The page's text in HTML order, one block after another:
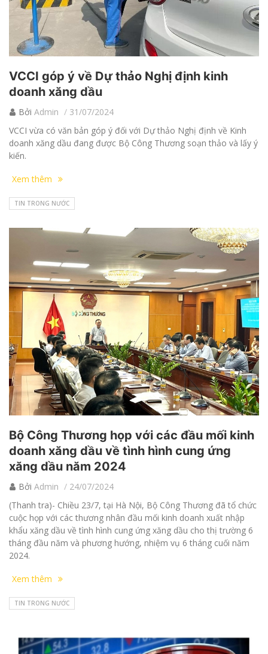
VCCI góp ý về Dự thảo Nghị định kinh
doanh xăng dầu
Bởi Admin
31/07/2024
VCCI vừa có văn bản góp ý đối với Dự thảo Nghị định về Kinh
doanh xăng dầu đang được Bộ Công Thương soạn thảo và lấy ý
kiến.
Xem thêm
TIN TRONG NƯỚC
Bộ Công Thương họp với các đầu mối kinh
doanh xăng dầu về tình hình cung ứng
xăng dầu năm 2024
Bởi Admin
24/07/2024
(Thanh tra)- Chiều 23/7, tại Hà Nội, Bộ Công Thương đã tổ chức
cuộc họp với các thương nhân đầu mối kinh doanh xuất nhập
khẩu xăng dầu về tình hình cung ứng xăng dầu cho thị trường 6
tháng đầu năm và phương hướng, nhiệm vụ 6 tháng cuối năm
2024.
Xem thêm
TIN TRONG NƯỚC